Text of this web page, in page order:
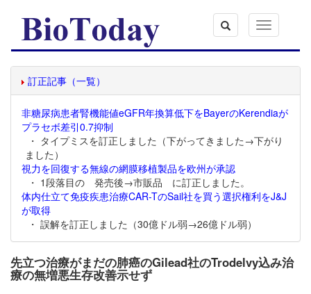
Toggle
navigation
訂正記事（一覧）
非糖尿病患者腎機能値eGFR年換算低下をBayerのKerendiaが
プラセボ差引0.7抑制
・ タイプミスを訂正しました（下がってきました→下がり
ました）
視力を回復する無線の網膜移植製品を欧州が承認
・ 1段落目の 発売後→市販品 に訂正しました。
体内仕立て免疫疾患治療CAR-TのSail社を買う選択権利をJ&J
が取得
・ 誤解を訂正しました（30億ドル弱→26億ドル弱）
先立つ治療がまだの肺癌のGilead社のTrodelvy込み治
療の無増悪生存改善示せず